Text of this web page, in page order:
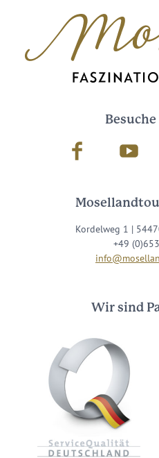
Facebook Youtube
Kordelweg 1 |
+49
Wir sind